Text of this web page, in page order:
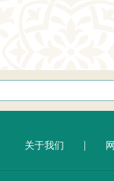
关于我们 |